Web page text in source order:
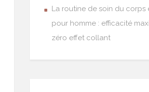
La routine de soin du corps
pour homme : efficacité
zéro effet collant